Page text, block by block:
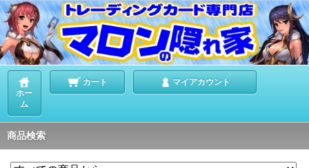
ホー
ム
カート マイアカウント
商品検索